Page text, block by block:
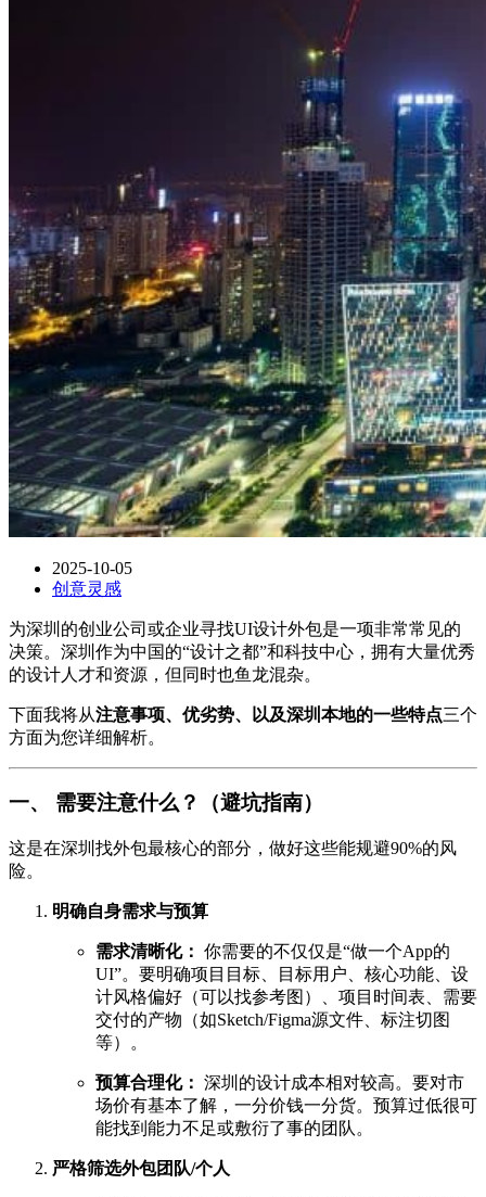
2025-10-05
创意灵感
为深圳的创业公司或企业寻找UI设计外包是一项非常常见的
决策。深圳作为中国的“设计之都”和科技中心，拥有大量优秀
的设计人才和资源，但同时也鱼龙混杂。
下面我将从注意事项、优劣势、以及深圳本地的一些特点三个
方面为您详细解析。
一、 需要注意什么？（避坑指南）
这是在深圳找外包最核心的部分，做好这些能规避90%的风
险。
明确自身需求与预算
需求清晰化： 你需要的不仅仅是“做一个App的
UI”。要明确项目目标、目标用户、核心功能、设
计风格偏好（可以找参考图）、项目时间表、需要
交付的产物（如Sketch/Figma源文件、标注切图
等）。
预算合理化： 深圳的设计成本相对较高。要对市
场价有基本了解，一分价钱一分货。预算过低很可
能找到能力不足或敷衍了事的团队。
严格筛选外包团队/个人